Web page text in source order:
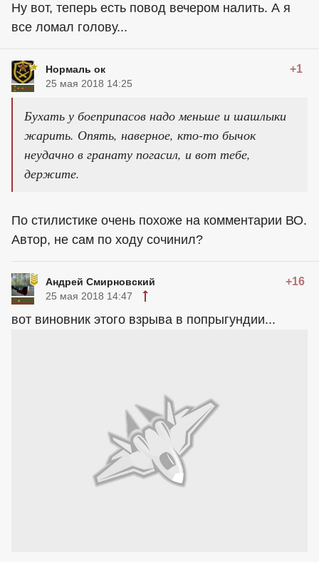
Ну вот, теперь есть повод вечером налить. А я
все ломал голову...
Нормаль ок +1
25 мая 2018 14:25
Бухать у боеприпасов надо меньше и шашлыки
жарить. Опять, наверное, кто-то бычок
неудачно в гранату погасил, и вот тебе,
держите.
По стилистике очень похоже на комментарии ВО.
Автор, не сам по ходу сочинил?
Андрей Смирновский +16
25 мая 2018 14:47
вот виновник этого взрыва в попрыгундии...